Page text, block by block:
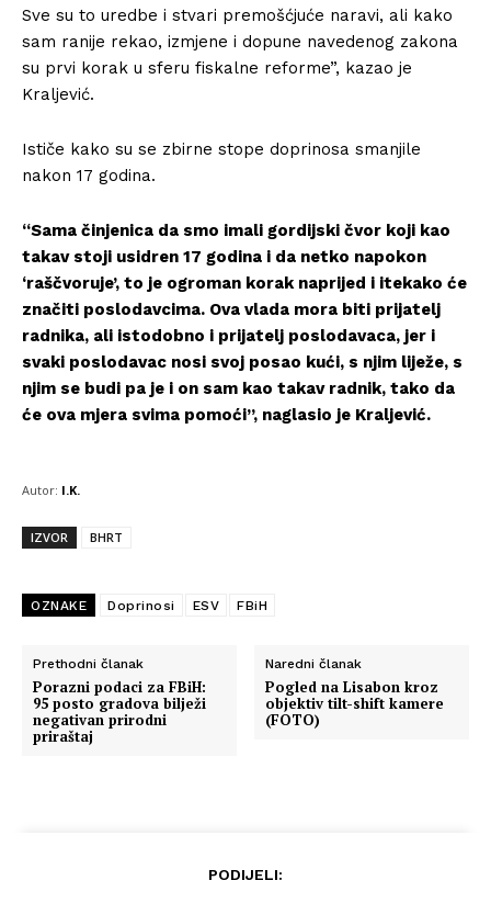
Sve su to uredbe i stvari premošćjuće naravi, ali kako
sam ranije rekao, izmjene i dopune navedenog zakona
su prvi korak u sferu fiskalne reforme”, kazao je
Kraljević.
Ističe kako su se zbirne stope doprinosa smanjile
nakon 17 godina.
“Sama činjenica da smo imali gordijski čvor koji kao
takav stoji usidren 17 godina i da netko napokon
‘raščvoruje’, to je ogroman korak naprijed i itekako će
značiti poslodavcima. Ova vlada mora biti prijatelj
radnika, ali istodobno i prijatelj poslodavaca, jer i
svaki poslodavac nosi svoj posao kući, s njim liježe, s
njim se budi pa je i on sam kao takav radnik, tako da
će ova mjera svima pomoći”, naglasio je Kraljević.
Autor: I.K.
IZVOR BHRT
OZNAKE Doprinosi ESV FBiH
Prethodni članak
Porazni podaci za FBiH:
95 posto gradova bilježi
negativan prirodni
priraštaj
Naredni članak
Pogled na Lisabon kroz
objektiv tilt-shift kamere
(FOTO)
PODIJELI: